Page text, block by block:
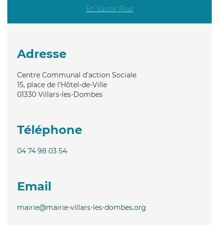
En Savoir Plus
Adresse
Centre Communal d'action Sociale
15, place de l'Hôtel-de-Ville
01330 Villars-les-Dombes
Téléphone
04 74 98 03 54
Email
mairie@mairie-villars-les-dombes.org